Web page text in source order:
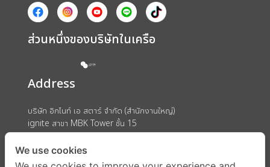
ส่วนหนึ่งของบริษัทในเครือ
Address
บริษัท อิกไนท์ เอ สตาร์ จำกัด (สำนักงานใหญ่)
ignite สาขา MBK Tower ชั้น 15
ถนนพญาไท แขวงวังใหม่ เขตปทุมวัน กรุงเทพมหานคร 10330
We use cookies